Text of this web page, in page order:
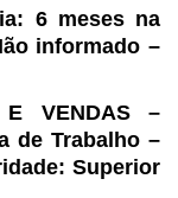
6 meses na
informado –
E VENDAS –
de Trabalho –
Superior